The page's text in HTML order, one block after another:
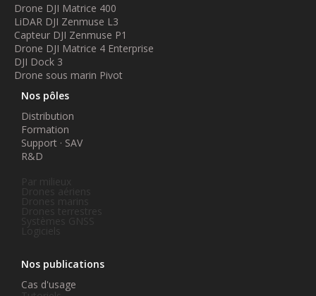
Drone DJI Matrice 400
LiDAR DJI Zenmuse L3
Capteur DJI Zenmuse P1
Drone DJI Matrice 4 Enterprise
DJI Dock 3
Drone sous marin Pivot
Nos pôles
Distribution
Formation
Support · SAV
R&D
Drones aériens
Drones marins
Drones terrestres
Systèmes GNSS
Logiciels
Nos publications
Cas d'usage